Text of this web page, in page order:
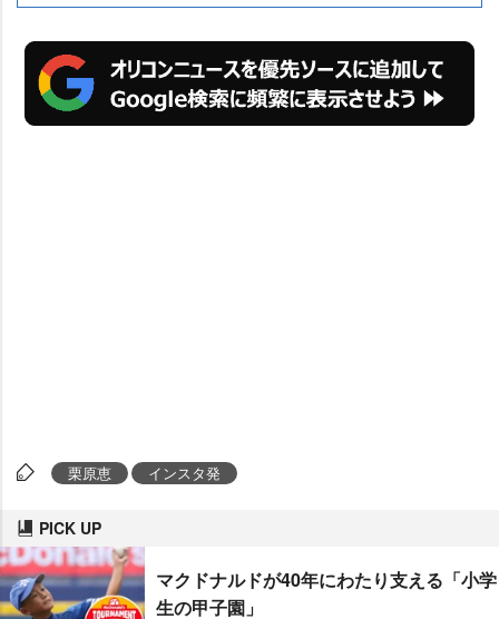
栗原恵 インスタ発
PICK UP
マクドナルドが40年にわたり支える「小学
生の甲子園」